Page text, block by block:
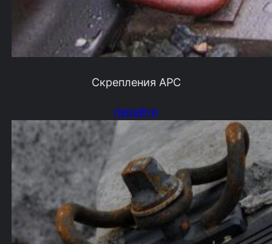
Скрепления АРС
перейти